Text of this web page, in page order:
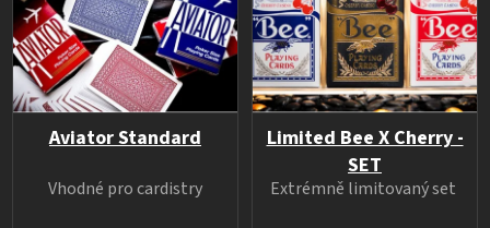
Aviator Standard
Vhodné pro cardistry
Limited Bee X Cherry -
SET
Extrémně limitovaný set